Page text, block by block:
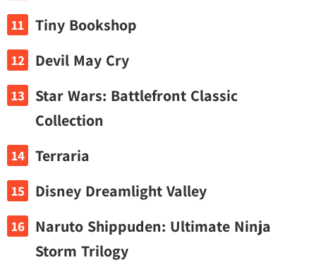
Tiny Bookshop
Devil May Cry
Star Wars: Battlefront Classic
Collection
Terraria
Disney Dreamlight Valley
Naruto Shippuden: Ultimate Ninja
Storm Trilogy